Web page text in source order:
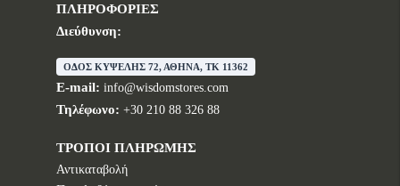
ΠΛΗΡΟΦΟΡΙΕΣ
Διεύθυνση:
ΟΔΟΣ ΚΥΨΕΛΗΣ 72, ΑΘΗΝΑ, TK 11362
E-mail: info@wisdomstores.com
Τηλέφωνο: +30 210 88 326 88
ΤΡΟΠΟΙ ΠΛΗΡΩΜΗΣ
Αντικαταβολή